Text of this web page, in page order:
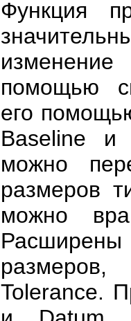
Функция
помощью
его
Baseline и
можно
размеров
можно
Расширены
Tolerance.